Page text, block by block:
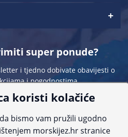
super ponude?
i tjedno dobivate obavijesti o
i pogodnostima
koristi kolačiće
bismo vam pružili ugodno
morskijez.hr stranice